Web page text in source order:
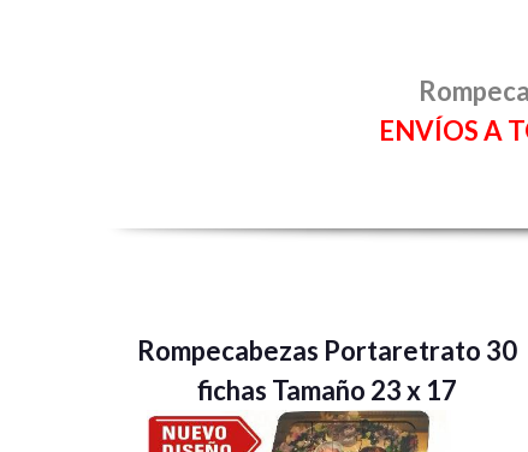
ENVÍOS A
Rompecabezas Portaretrato 30
fichas Tamaño 23 x 17